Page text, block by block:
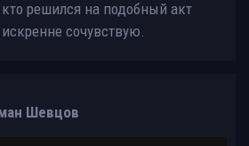
решился на подобный акт
сочувствую.
Шевцов